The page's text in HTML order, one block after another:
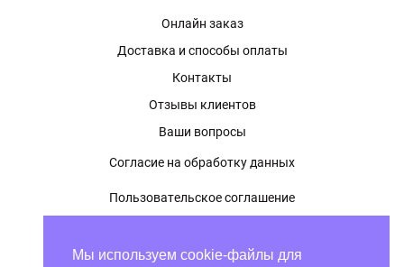
Онлайн заказ
Доставка и способы оплаты
Контакты
Отзывы клиентов
Ваши вопросы
Согласие на обработку данных
Пользовательское соглашение
Мы используем cookie-файлы для